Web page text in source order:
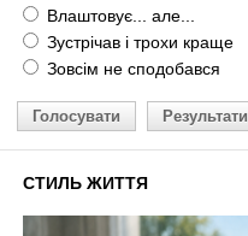
Влаштовує... але...
Зустрічав і трохи краще
Зовсім не сподобався
Голосувати Результати
СТИЛЬ ЖИТТЯ